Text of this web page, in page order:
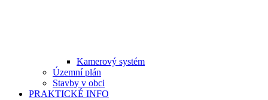
Kamerový systém
Územní plán
Stavby v obci
PRAKTICKÉ INFO